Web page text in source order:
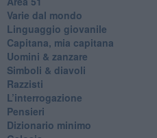
Varie dal mondo
​Linguaggio giovanile
​Capitana, mia capitana
Uomini & zanzare
​Simboli & diavoli
Razzisti
​L’interrogazione
Pensieri
​Dizionario minimo